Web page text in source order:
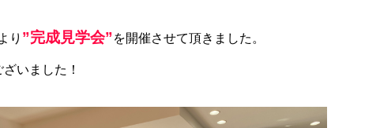
り ”完成見学会”を開催させて頂きました。
いました！